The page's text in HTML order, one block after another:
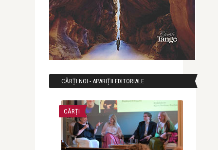
CĂRȚI NOI - APARIȚII EDITORIALE
CĂRȚI